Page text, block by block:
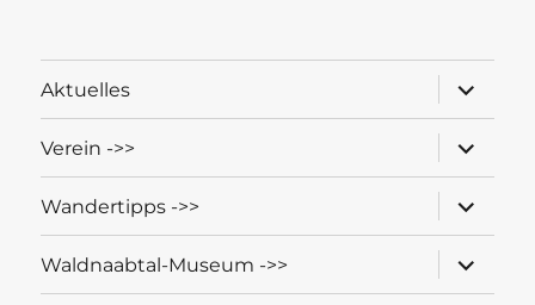
Aktuelles
öffnen
Verein ->>
öffnen
Wandertipps ->>
öffnen
Waldnaabtal-Museum ->>
öffnen